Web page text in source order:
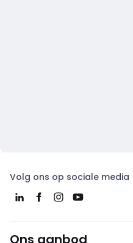
Volg ons op sociale media
Ons aanbod